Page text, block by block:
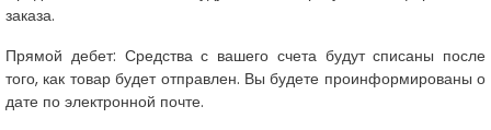
заказа.
Прямой дебет: Средства с вашего счета будут списаны после
того, как товар будет отправлен. Вы будете проинформированы о
дате по электронной почте.